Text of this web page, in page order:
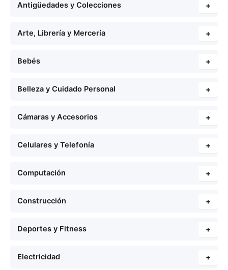
Antigüedades y Colecciones +
Arte, Librería y Mercería +
Bebés +
Belleza y Cuidado Personal +
Cámaras y Accesorios +
Celulares y Telefonía +
Computación +
Construcción +
Deportes y Fitness +
Electricidad +